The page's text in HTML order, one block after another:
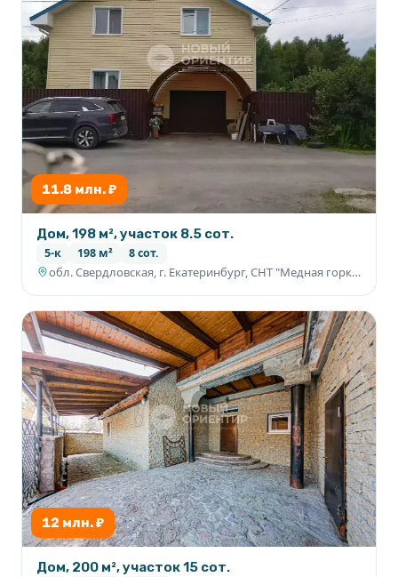
11.8 млн. ₽
Дом, 198 м², участок 8.5 сот.
5-к 198 м² 8 сот.
обл. Свердловская, г. Екатеринбург, СНТ "Медная горка", уч. № 9.
12 млн. ₽
Дом, 200 м², участок 15 сот.